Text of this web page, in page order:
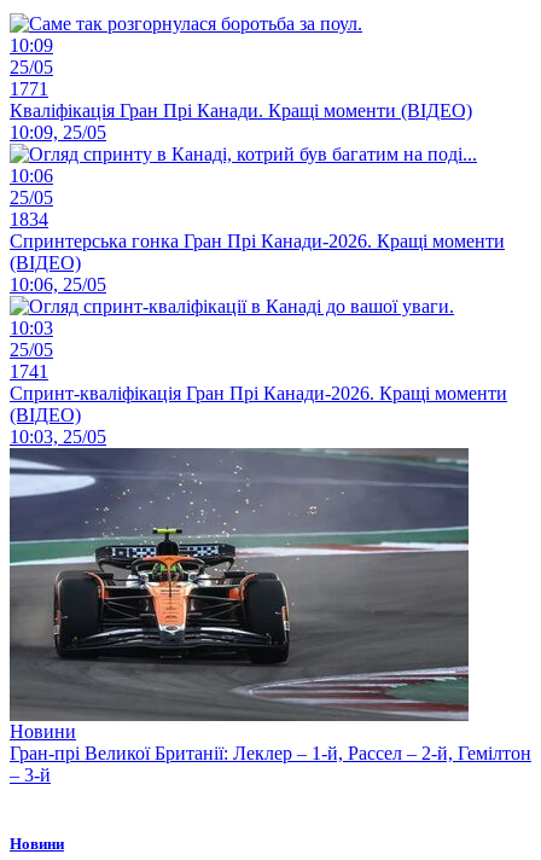
10:09
25/05
1771
Кваліфікація Гран Прі Канади. Кращі моменти (ВІДЕО)
10:09, 25/05
10:06
25/05
1834
Спринтерська гонка Гран Прі Канади-2026. Кращі моменти
(ВІДЕО)
10:06, 25/05
10:03
25/05
1741
Спринт-кваліфікація Гран Прі Канади-2026. Кращі моменти
(ВІДЕО)
10:03, 25/05
Новини
Гран-прі Великої Британії: Леклер – 1-й, Рассел – 2-й, Гемілтон
– 3-й
Новини